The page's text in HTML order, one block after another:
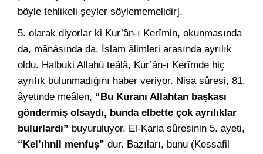
böyle tehlikeli şeyler söylememelidir].
5. olarak diyorlar ki Kur’ân-ı Kerîmin, okunmasında
da, mânâsında da, İslam âlimleri arasında ayrılık
oldu. Halbuki Allahü teâlâ, Kur’ân-ı Kerîmde hiç
ayrılık bulunmadığını haber veriyor. Nisa sûresi, 81.
âyetinde meâlen, “Bu Kuranı Allahtan başkası
göndermiş olsaydı, bunda elbette çok ayrılıklar
bulurlardı” buyuruluyor. El-Karia sûresinin 5. ayeti,
“Kel’ıhnil menfuş” dur. Bazıları, bunu (Kessafil